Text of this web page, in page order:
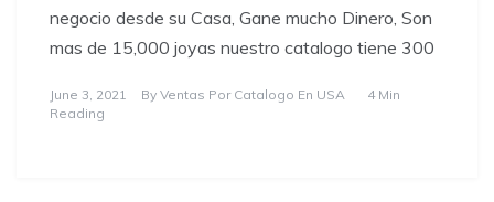
negocio desde su Casa, Gane mucho Dinero, Son
mas de 15,000 joyas nuestro catalogo tiene 300
June 3, 2021 By Ventas Por Catalogo En USA
4 Min
Reading